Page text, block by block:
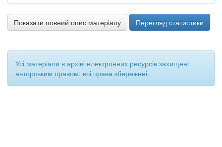
Показати повний опис матеріалу Перегляд статистики
Усі матеріали в архіві електронних ресурсів захищені
авторським правом, всі права збережені.